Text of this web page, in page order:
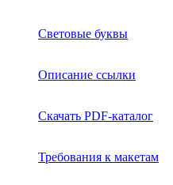
Световые буквы
Описание ссылки
Скачать PDF-каталог
Требования к макетам